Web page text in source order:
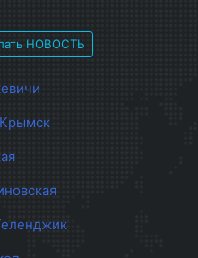
НОВОСТЬ
Крымск